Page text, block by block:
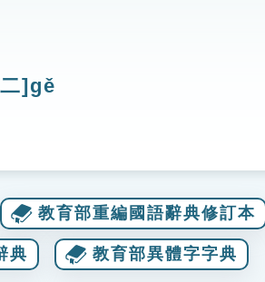
]gě
教育部重編國語辭典修訂本
典 教育部異體字字典